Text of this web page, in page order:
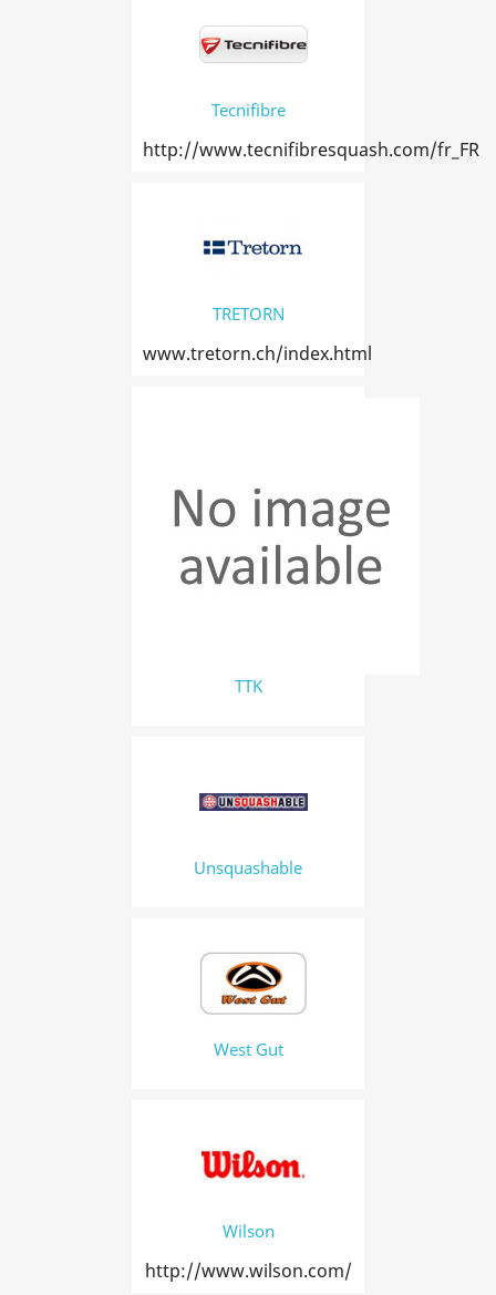
Tecnifibre
http://www.tecnifibresquash.com/fr_FR
TRETORN
www.tretorn.ch/index.html
TTK
Unsquashable
West Gut
Wilson
http://www.wilson.com/